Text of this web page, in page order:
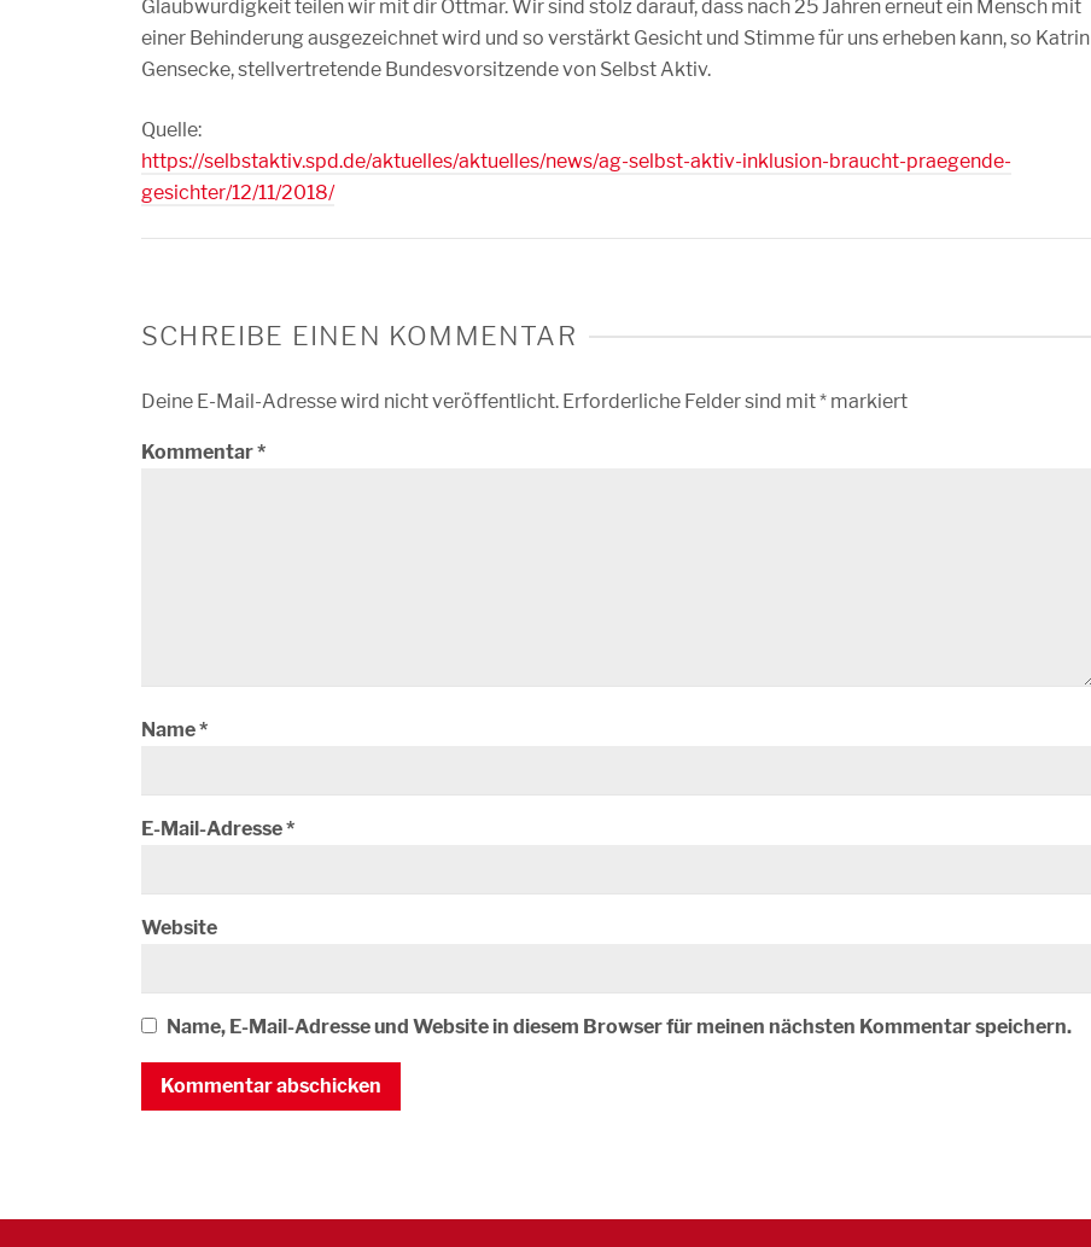
Glaubwürdigkeit teilen wir mit dir Ottmar. Wir sind stolz darauf, dass nach 25 Jahren erneut ein Mensch mit
einer Behinderung ausgezeichnet wird und so verstärkt Gesicht und Stimme für uns erheben kann, so Katrin
Gensecke, stellvertretende Bundesvorsitzende von Selbst Aktiv.
Quelle:
https://selbstaktiv.spd.de/aktuelles/aktuelles/news/ag-selbst-aktiv-inklusion-braucht-praegende-
gesichter/12/11/2018/
SCHREIBE EINEN KOMMENTAR
Deine E-Mail-Adresse wird nicht veröffentlicht. Erforderliche Felder sind mit* markiert
Kommentar*
Name*
E-Mail-Adresse*
Website
Name, E-Mail-Adresse und Website in diesem Browser für meinen nächsten Kommentar speichern.